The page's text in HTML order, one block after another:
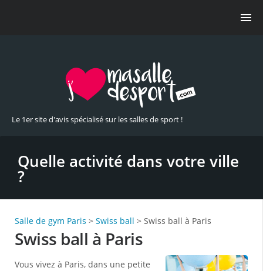
Le 1er site d'avis spécialisé sur les salles de sport !
Quelle activité dans votre ville
?
Salle de gym Paris > Swiss ball > Swiss ball à Paris
Swiss ball à Paris
Vous vivez à Paris, dans une petite